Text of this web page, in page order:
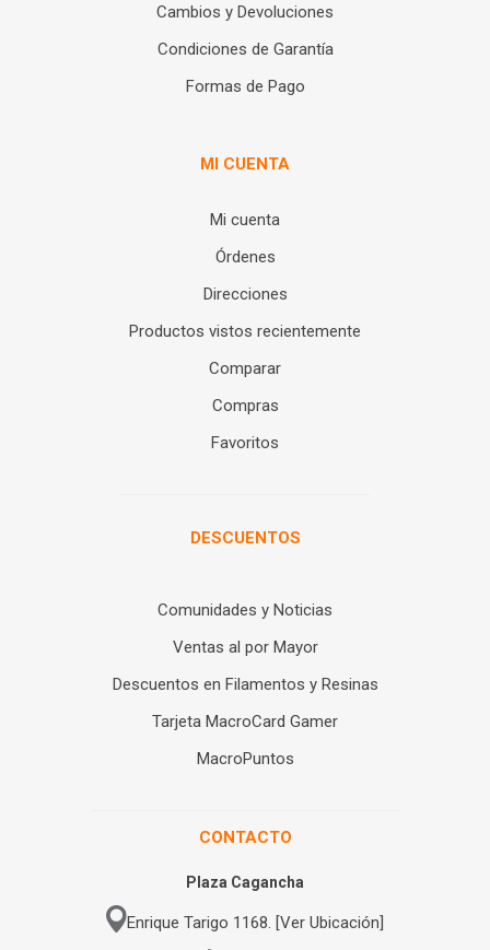
Cambios y Devoluciones
Condiciones de Garantía
Formas de Pago
MI CUENTA
Mi cuenta
Órdenes
Direcciones
Productos vistos recientemente
Comparar
Compras
Favoritos
DESCUENTOS
Comunidades y Noticias
Ventas al por Mayor
Descuentos en Filamentos y Resinas
Tarjeta MacroCard Gamer
MacroPuntos
CONTACTO
Plaza Cagancha
Enrique Tarigo 1168. [Ver Ubicación]